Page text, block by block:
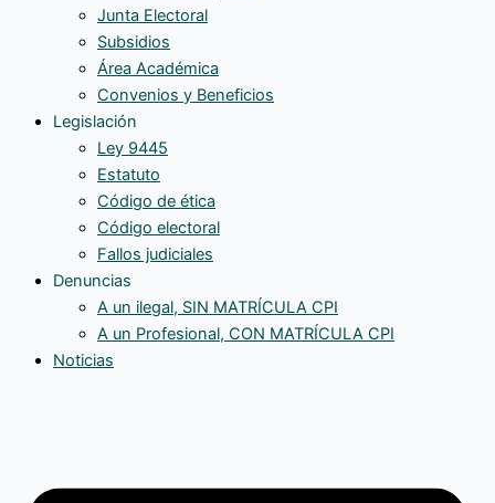
Junta Electoral
Subsidios
Área Académica
Convenios y Beneficios
Legislación
Ley 9445
Estatuto
Código de ética
Código electoral
Fallos judiciales
Denuncias
A un ilegal, SIN MATRÍCULA CPI
A un Profesional, CON MATRÍCULA CPI
Noticias